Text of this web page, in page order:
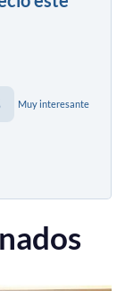
Muy interesante